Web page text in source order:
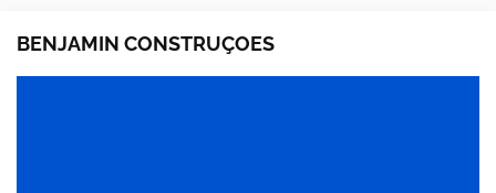
BENJAMIN CONSTRUÇOES